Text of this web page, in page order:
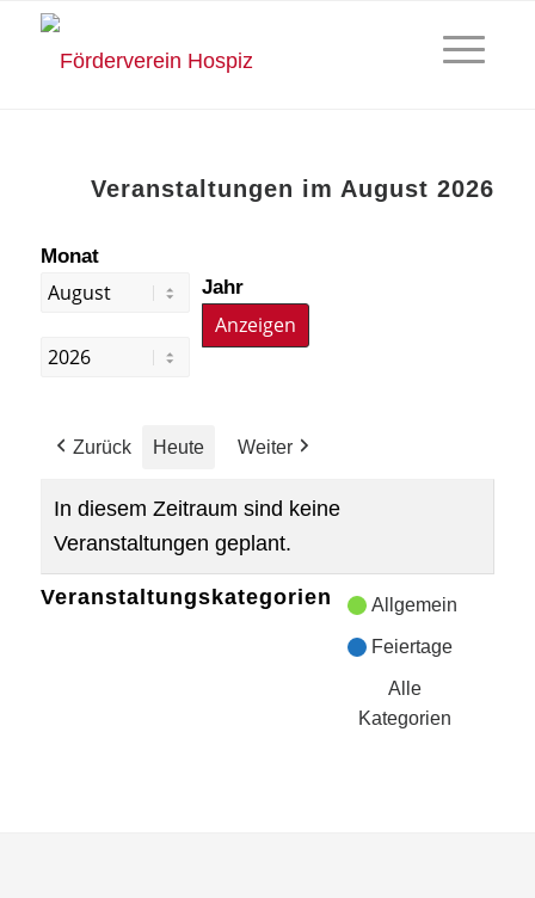
Veranstaltungen im August 2026
Monat
Jahr
Zurück Heute Weiter
In diesem Zeitraum sind keine
Veranstaltungen geplant.
Veranstaltungskategorien Allgemein
Feiertage
Alle
Kategorien